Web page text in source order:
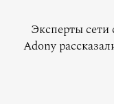
Эксперты сети
Adony